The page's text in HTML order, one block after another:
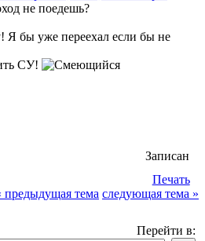
не поедешь?
Я бы уже переехал если бы не
СУ!
Записан
Печать
предыдущая тема следующая тема »
Перейти в: